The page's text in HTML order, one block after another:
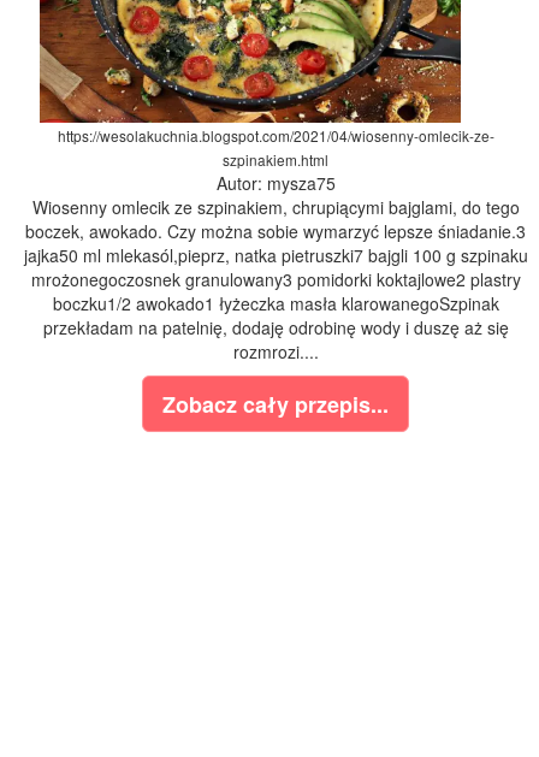
https://wesolakuchnia.blogspot.com/2021/04/wiosenny-omlecik-ze-
szpinakiem.html
Autor: mysza75
Wiosenny omlecik ze szpinakiem, chrupiącymi bajglami, do tego
boczek, awokado. Czy można sobie wymarzyć lepsze śniadanie.3
jajka50 ml mlekasól,pieprz, natka pietruszki7 bajgli 100 g szpinaku
mrożonegoczosnek granulowany3 pomidorki koktajlowe2 plastry
boczku1/2 awokado1 łyżeczka masła klarowanegoSzpinak
przekładam na patelnię, dodaję odrobinę wody i duszę aż się
rozmrozi....
Zobacz cały przepis...